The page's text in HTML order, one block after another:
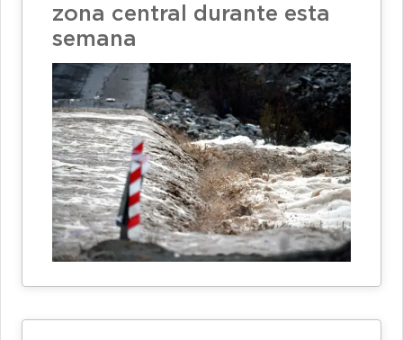
zona central durante esta
semana